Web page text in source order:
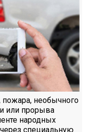
пожара, необычного
или прорыва
народных
специальную